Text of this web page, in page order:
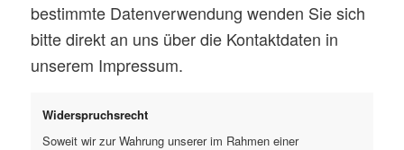
bestimmte Datenverwendung wenden Sie sich
bitte direkt an uns über die Kontaktdaten in
unserem Impressum.
Widerspruchsrecht
Soweit wir zur Wahrung unserer im Rahmen einer